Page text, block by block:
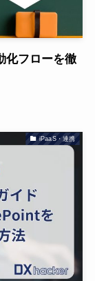
化フローを徹
iPaaS・連携